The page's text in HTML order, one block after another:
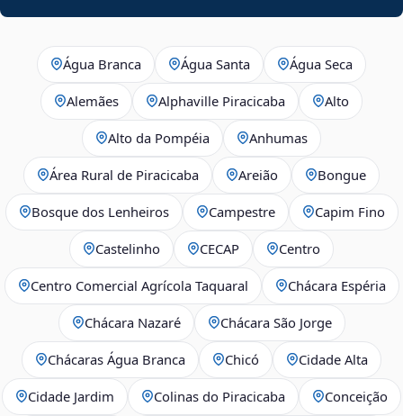
Água Branca Água Santa Água Seca
Alemães Alphaville Piracicaba Alto
Alto da Pompéia Anhumas
Área Rural de Piracicaba Areião Bongue
Bosque dos Lenheiros Campestre Capim Fino
Castelinho CECAP Centro
Centro Comercial Agrícola Taquaral Chácara Espéria
Chácara Nazaré Chácara São Jorge
Chácaras Água Branca Chicó Cidade Alta
Cidade Jardim Colinas do Piracicaba Conceição